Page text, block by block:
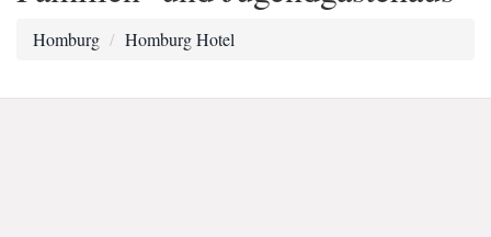
Homburg Homburg Hotel